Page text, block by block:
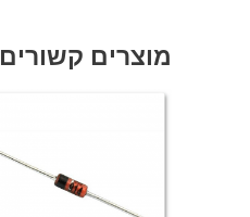
מוצרים קשורים